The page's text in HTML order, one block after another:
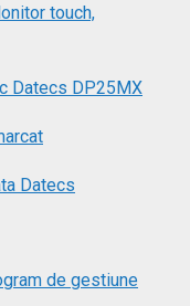
touch,
Datecs DP25MX
Datecs
de gestiune